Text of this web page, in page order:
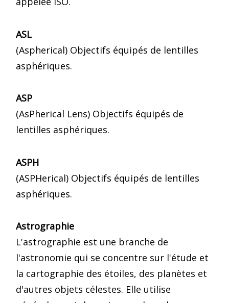
ASL
(Aspherical) Objectifs équipés de lentilles
asphériques.
ASP
(AsPherical Lens) Objectifs équipés de
lentilles asphériques.
ASPH
(ASPHerical) Objectifs équipés de lentilles
asphériques.
Astrographie
L'astrographie est une branche de
l'astronomie qui se concentre sur l'étude et
la cartographie des étoiles, des planètes et
d'autres objets célestes. Elle utilise